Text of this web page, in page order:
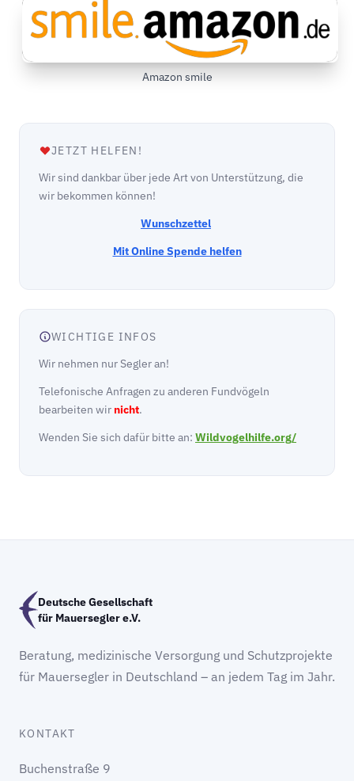
Amazon smile
JETZT HELFEN!
Wir sind dankbar über jede Art von Unterstützung, die
wir bekommen können!
Wunschzettel
Mit Online Spende helfen
WICHTIGE INFOS
Wir nehmen nur Segler an!
Telefonische Anfragen zu anderen Fundvögeln
bearbeiten wir nicht.
Wenden Sie sich dafür bitte an: Wildvogelhilfe.org/
Deutsche Gesellschaft
für Mauersegler e.V.
Beratung, medizinische Versorgung und Schutzprojekte
für Mauersegler in Deutschland – an jedem Tag im Jahr.
KONTAKT
Buchenstraße 9